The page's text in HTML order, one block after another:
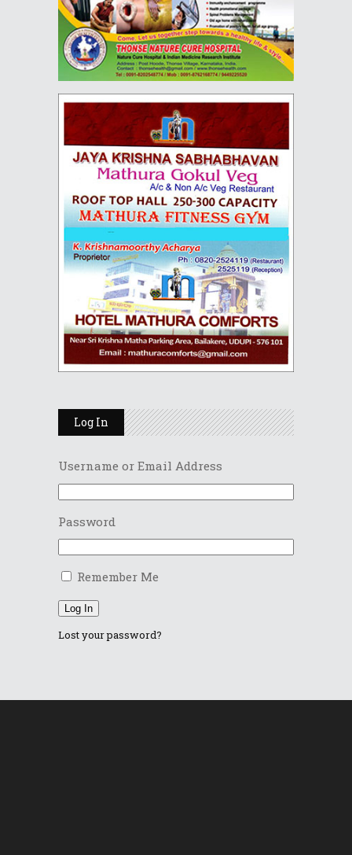
Log In
Username or Email Address
Password
Remember Me
Log In
Lost your password?